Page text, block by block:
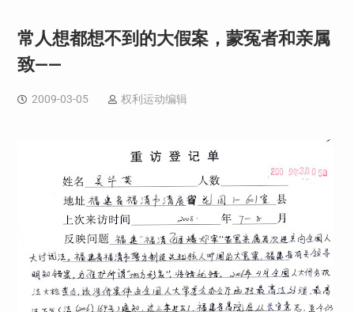
常人想都想不到的大假案，蒙冤者和亲属
致——
2009-03-05 权利运动编辑